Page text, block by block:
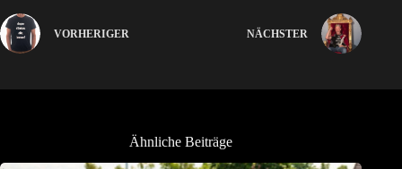
VORHERIGER NÄCHSTER
Ähnliche Beiträge